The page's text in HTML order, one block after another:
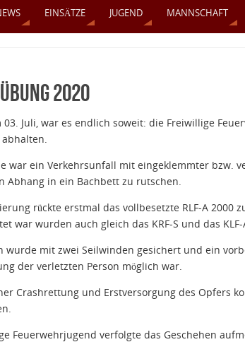
EINSÄTZE JUGEND MANNSCHAFT
2020
03. Juli, war es endlich soweit: die Freiwillige
abhalten.
war ein Verkehrsunfall mit eingeklemmter bzw.
Abhang in ein Bachbett zu rutschen.
rückte erstmal das vollbesetzte RLF-A 2000
war wurden auch gleich das KRF-S und das
wurde mit zwei Seilwinden gesichert und ein
der verletzten Person möglich war.
Crashrettung und Erstversorgung des Opfers
Feuerwehrjugend verfolgte das Geschehen